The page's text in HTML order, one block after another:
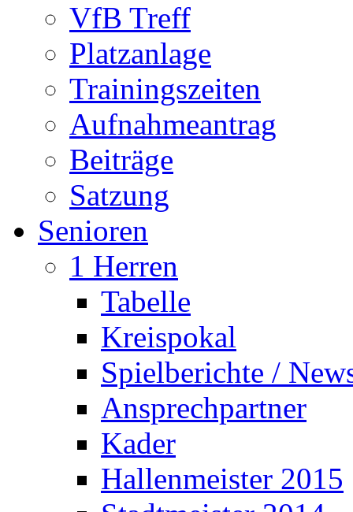
VfB Treff
Platzanlage
Trainingszeiten
Aufnahmeantrag
Beiträge
Satzung
Senioren
1 Herren
Tabelle
Kreispokal
Spielberichte /
Ansprechpartner
Kader
Hallenmeister 2015